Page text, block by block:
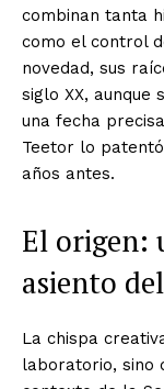
combinan tanta
como el control
novedad, sus
siglo XX, aunque
una fecha
Teetor lo
años antes.
El origen:
asiento
La chispa
laboratorio, sino